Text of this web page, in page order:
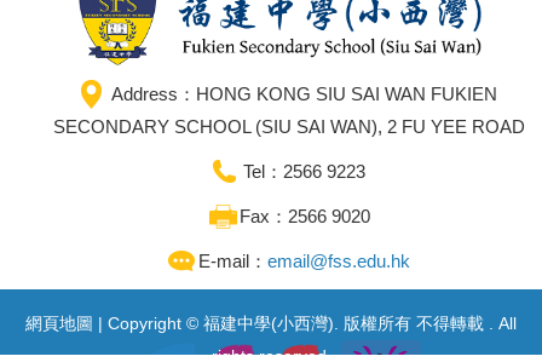
Address：HONG KONG SIU SAI WAN FUKIEN
SECONDARY SCHOOL (SIU SAI WAN), 2 FU YEE ROAD
Tel：2566 9223
Fax：2566 9020
E-mail： email@fss.edu.hk
網頁地圖 | Copyright © 福建中學(小西灣). 版權所有 不得轉載 . All
rights reserved.